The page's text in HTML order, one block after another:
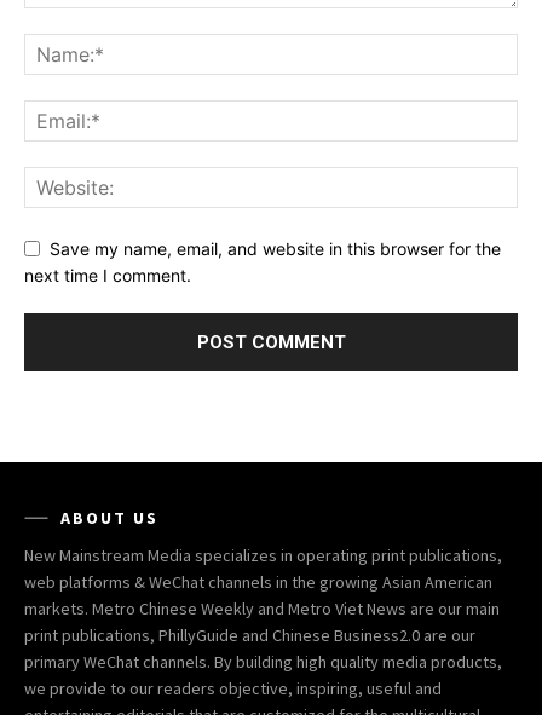
Save my name, email, and website in this browser for the
next time I comment.
ABOUT US
New Mainstream Media specializes in operating print publications,
web platforms & WeChat channels in the growing Asian American
markets. Metro Chinese Weekly and Metro Viet News are our main
print publications, PhillyGuide and Chinese Business2.0 are our
primary WeChat channels. By building high quality media products,
we provide to our readers objective, inspiring, useful and